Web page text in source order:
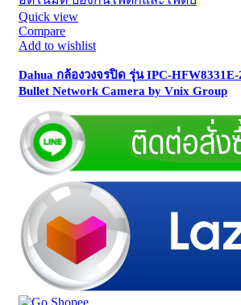
Quick view
Compare
Add to wishlist
Dahua กล้องวงจรปิด รุ่น IPC-
Bullet Network Camera by Vnix Group